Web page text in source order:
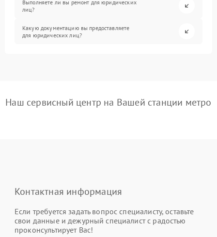
Выполняете ли вы ремонт для юридических
лиц?
Какую документацию вы предоставляете
для юридических лиц?
Наш сервисный центр на Вашей станции метро
Контактная информация
Если требуется задать вопрос специалисту, оставьте
свои данные и дежурный специалист с радостью
проконсультирует Вас!